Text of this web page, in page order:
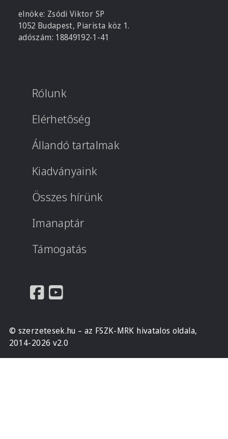
elnöke: Zsódi Viktor SP
1052 Budapest, Piarista köz 1.
adószám: 18849192-1-41
Rólunk
Elérhetőség
Állandó tartalmak
Kiadványaink
Összes hírünk
Imanaptár
Támogatás
© szerzetesek.hu – az FSZK-MRK hivatalos oldala,
2014-2026 v2.0